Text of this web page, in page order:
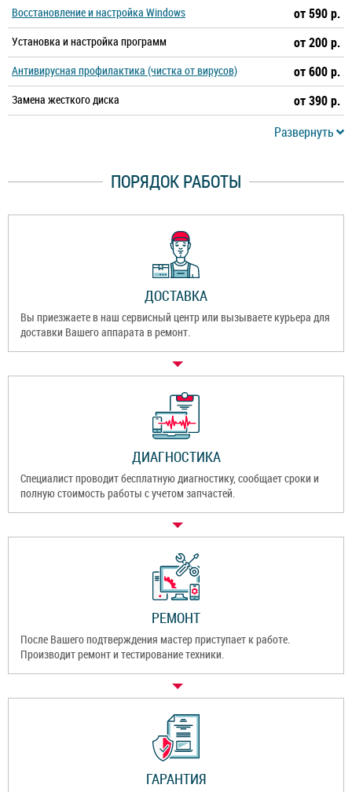
Восстановление и настройка Windows от 590 р.
Установка и настройка программ от 200 р.
Антивирусная профилактика (чистка от вирусов) от 600 р.
Замена жесткого диска
от 390 р.
Развернуть
ПОРЯДОК РАБОТЫ
ДОСТАВКА
Вы приезжаете в наш сервисный центр или вызываете курьера для
доставки Вашего аппарата в ремонт.
ДИАГНОСТИКА
Специалист проводит бесплатную диагностику, сообщает сроки и
полную стоимость работы с учетом запчастей.
РЕМОНТ
После Вашего подтверждения мастер приступает к работе.
Производит ремонт и тестирование техники.
ГАРАНТИЯ